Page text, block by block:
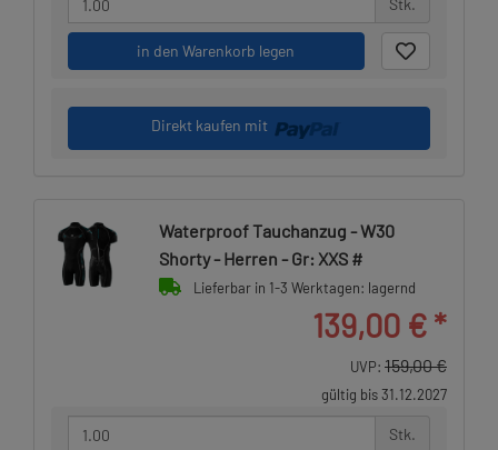
Stk.
in den Warenkorb legen
Direkt kaufen mit
Waterproof Tauchanzug - W30
Shorty - Herren - Gr: XXS #
Lieferbar in 1-3 Werktagen: lagernd
139,00 € *
UVP: 159,00 €
gültig bis 31.12.2027
Stk.